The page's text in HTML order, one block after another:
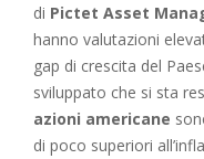
di Pictet Asset
hanno valutazioni
gap di crescita del
sviluppato che si sta
azioni americane
di poco superiori